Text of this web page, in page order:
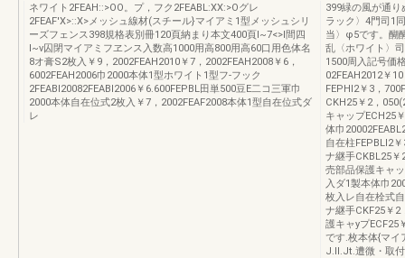
ネワイト2FEAH::>OO。プ，フク2FEABL:XX:>Oグレ
2FEAF'X>::X>メッシュ線材(スチール}マイアミ1型メッシュシリ
ーズフェンス398規格表別冊120頁納まり本文400頁I~7<>I間四
I~v囚閉マイアミフヱンス入数高1000用高800用高60口用色体名
8オ膏S2枚入￥9，2002FEAH2010￥7，2002FEAH2008￥6，
6002FEAH2006巾2000本体1型ホワイト1型フ-フック
2FEABl20082FEABl2006￥6.600FEPBL田単500豆E二コ三軍巾
2000本体自在位式2枚入￥7，2002FEAF2008本体1型自在位式ダ
レ
399緑の風が通
ラック〉4門司1
当〉φ5です。醐
乱〈ホワイト〉
1500周入記号価
02FEAH2012￥
FEPHI2￥3，
CKH25￥2，
キャップECH25
体巾
自在柱FEPBLI2
ナ継手CKBL25
売部品保護キャ
入ダ1製本体巾
枚入レ自在栓式
ナ継手CKF25￥2
護キャyプECF25
です.枚本体{マイ
J.ll.Jt.遭微・取